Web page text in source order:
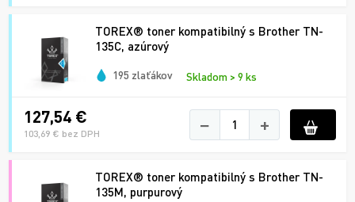
TOREX® toner kompatibilný s Brother TN-
135C, azúrový
195 zlaťákov Skladom > 9 ks
127,54 €
103,69 € bez DPH − +
TOREX® toner kompatibilný s Brother TN-
135M, purpurový